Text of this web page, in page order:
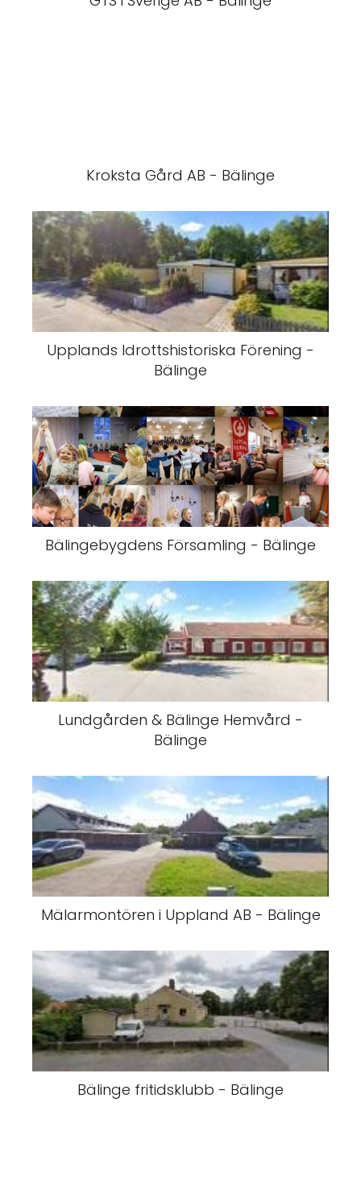
Kroksta Gård AB - Bälinge
Upplands Idrottshistoriska Förening -
Bälinge
Bälingebygdens Församling - Bälinge
Lundgården & Bälinge Hemvård -
Bälinge
Mälarmontören i Uppland AB - Bälinge
Bälinge fritidsklubb - Bälinge